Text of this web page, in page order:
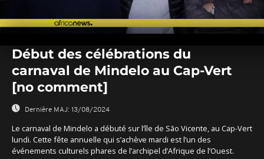
seconds
seconds
Début des célébrations du
carnaval de Mindelo au Cap-Vert
[no comment]
Dernière MAJ: 13/08/2024
Le carnaval de Mindelo a débuté sur l‘île de São Vicente, au Cap-Vert
lundi. Cette fête annuelle qui s’achève mardi est l’un des
événements culturels phares de l’archipel d’Afrique de l’Ouest.